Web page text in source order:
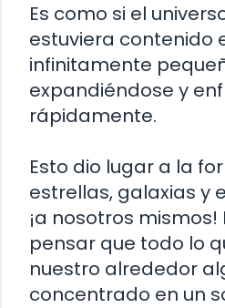
Es como si el
estuviera contenido
infinitamente
expandiéndose y
rápidamente.
Esto dio lugar a la
estrellas, galaxias y
¡a nosotros
pensar que todo lo
nuestro alrededor
concentrado en un